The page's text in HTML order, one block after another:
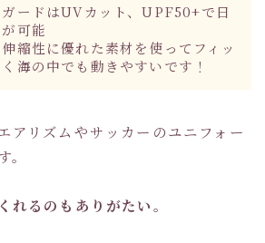
ガードはUVカット、UPF50+で日
可能
縮性に優れた素材を使ってフィッ
海の中でも動きやすいです！
アリズムやサッカーのユニフォー
れるのもありがたい。